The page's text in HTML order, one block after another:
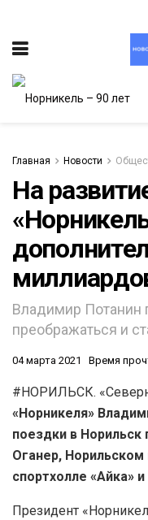
Главная Новости
На
Владимир Потанин
преображаться и
04 марта 2021 Время
#НОРИЛЬСК.
«Норникеля»
поездки в
Оганер, Норильском
спортхолле «Айка»
Президент